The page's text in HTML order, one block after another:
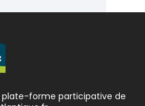
plate-forme participative de